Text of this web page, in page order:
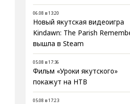
06.08 в 13:20
Новый якутская видеоигра
Kindawn: The Parish
вышла в Steam
05.08 в 17:36
Фильм «Уроки якутского»
покажут на НТВ
05.08 в 17:23